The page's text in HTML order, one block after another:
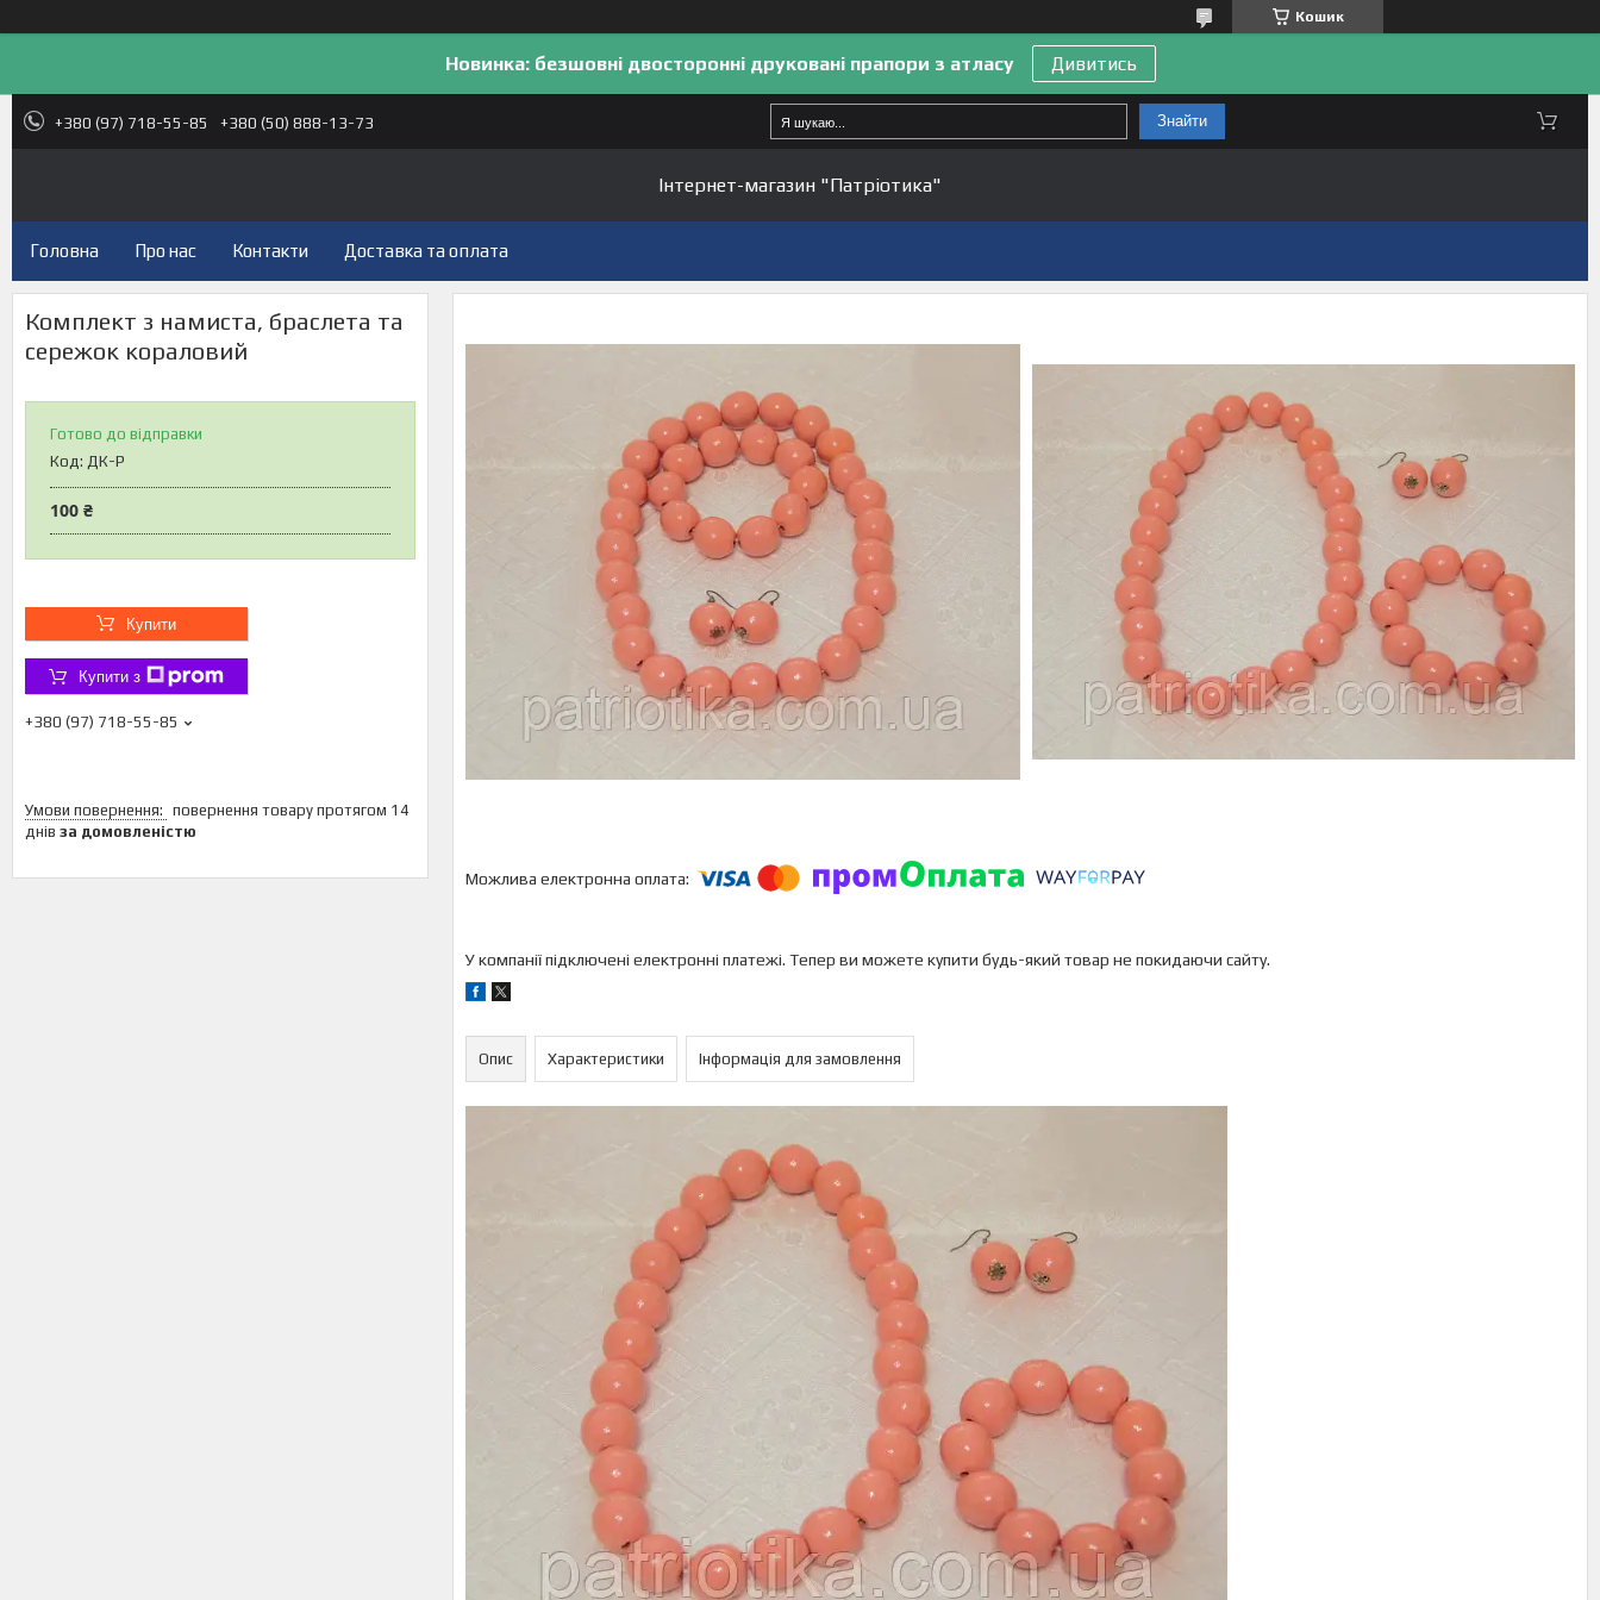
Кошик
Новинка: безшовні двосторонні друковані прапори з атласу Дивитись
+380 (97) 718-55-85 +380 (50) 888-13-73 Знайти
Інтернет-магазин "Патріотика"
Головна Про нас Контакти Доставка та оплата
Комплект з намиста, браслета та
сережок кораловий
Готово до відправки
Код: ДК-Р
100 ₴
Купити
Купити з
+380 (97) 718-55-85
повернення товару протягом 14
днів за домовленістю
У компанії підключені електронні платежі. Тепер ви можете купити будь-який товар не покидаючи сайту.
Опис Характеристики Інформація для замовлення